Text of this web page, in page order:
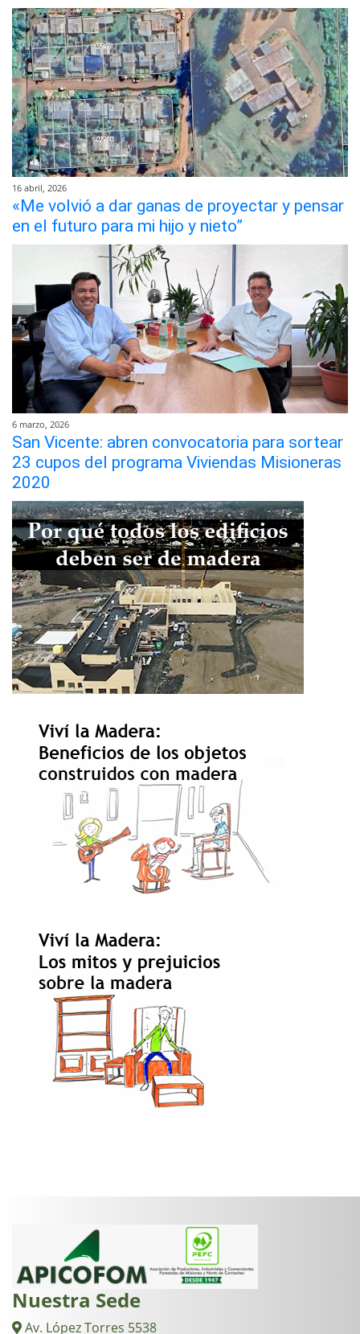
16 abril, 2026
«Me volvió a dar ganas de proyectar y pensar
en el futuro para mi hijo y nieto”
6 marzo, 2026
San Vicente: abren convocatoria para sortear
23 cupos del programa Viviendas Misioneras
2020
Nuestra Sede
Av. López Torres 5538